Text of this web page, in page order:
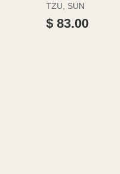
TZU, SUN
$ 83.00